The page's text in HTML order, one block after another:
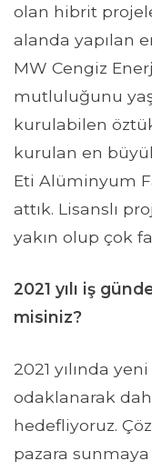
olan hibrit
alanda yapılan
MW Cengiz
mutluluğunu
kurulabilen
kurulan en
Eti Alüminyum
attık. Lisanslı
yakın olup çok
2021 yılı iş
misiniz?
2021 yılında
odaklanarak
hedefliyoruz.
pazara